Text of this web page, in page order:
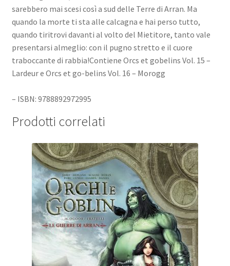
sarebbero mai scesi così a sud delle Terre di Arran. Ma
quando la morte ti sta alle calcagna e hai perso tutto,
quando tiritrovi davanti al volto del Mietitore, tanto vale
presentarsi almeglio: con il pugno stretto e il cuore
traboccante di rabbia!Contiene Orcs et gobelins Vol. 15 –
Lardeur e Orcs et go-belins Vol. 16 – Morogg
– ISBN: 9788892972995
Prodotti correlati